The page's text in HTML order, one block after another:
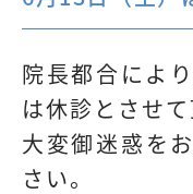
院長都合によ
は休診とさせて
大変御迷惑を
さい。